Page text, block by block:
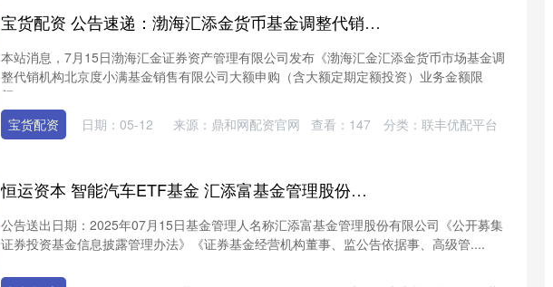
宝货配资 公告速递：渤海汇添金货币基金调整代销机构北京度小满基金销售有限公司大额申购业务金额限额
本站消息，7月15日渤海汇金证券资产管理有限公司发布《渤海汇金汇添金货币市场基金调
整代销机构北京度小满基金销售有限公司大额申购（含大额定期定额投资）业务金额限
额....
宝货配资
日期：05-12 来源：鼎和网配资官网 查看： 147 分类： 联丰优配平台
恒运资本 智能汽车ETF基金 汇添富基金管理股份有限公司关于董事长变更的公告
公告送出日期：2025年07月15日基金管理人名称汇添富基金管理股份有限公司《公开募集
证券投资基金信息披露管理办法》《证券基金经营机构董事、监公告依据事、高级管....